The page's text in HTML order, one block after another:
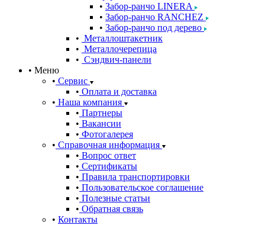
Забор-ранчо LINERA
Забор-ранчо RANCHEZ
Забор-ранчо под дерево
Металлоштакетник
Металлочерепица
Сэндвич-панели
Меню
Сервис
Оплата и доставка
Наша компания
Партнеры
Вакансии
Фотогалерея
Справочная информация
Вопрос ответ
Сертификаты
Правила транспортировки
Пользовательское соглашение
Полезные статьи
Обратная связь
Контакты